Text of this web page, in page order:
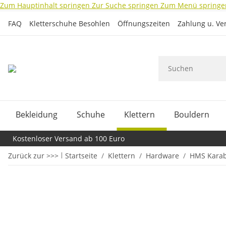
Zum Hauptinhalt springen Zur Suche springen Zum Menü
FAQ
Kletterschuhe Besohlen Öffnungszeiten Zahlung u.
Bekleidung Schuhe Klettern Bouldern
Kostenloser Versand ab 100 Euro
Zurück zur >>>
Startseite Klettern Hardware HMS